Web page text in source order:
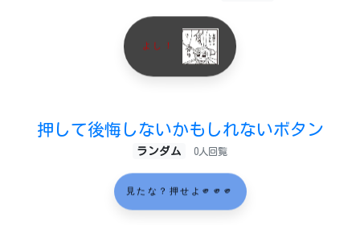
よし！
押して後悔しないかもしれないボタン
ランダム 0人回覧
見たな？押せよ🫵🫵🫵